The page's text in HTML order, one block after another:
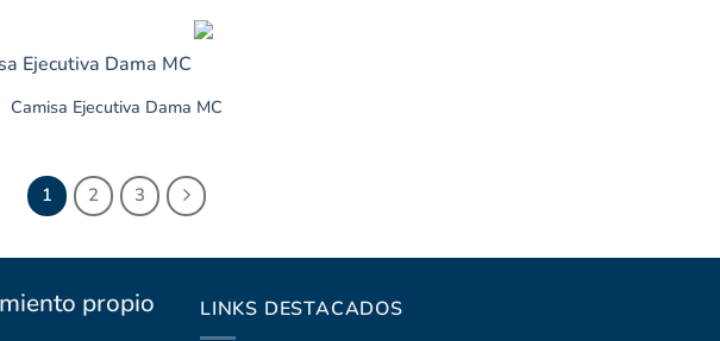
Camisa Ejecutiva Dama MC
1 2 3
propio LINKS DESTACADOS